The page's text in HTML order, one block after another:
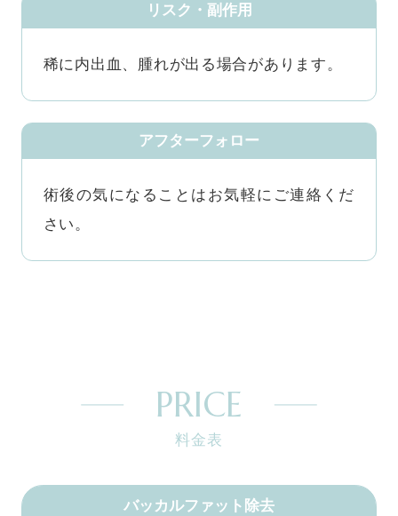
リスク・副作用
稀に内出血、腫れが出る場合があります。
アフターフォロー
術後の気になることはお気軽にご連絡くだ
さい。
PRICE
料金表
バッカルファット除去